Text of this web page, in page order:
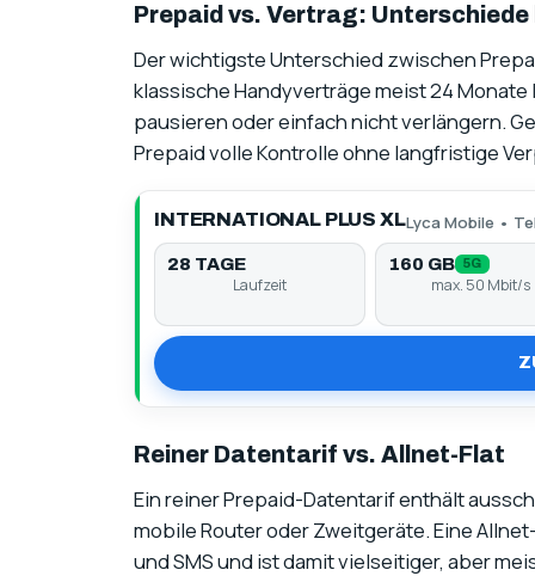
Prepaid vs. Vertrag:
Der wichtigste Unterschied zwischen
klassische Handyverträge meist 24
pausieren oder einfach nicht verlängern.
Prepaid volle Kontrolle ohne langfristige
INTERNATIONAL PLUS XLLyca Mobile •
28 TAGE
Laufzeit
160 GB 5G
max. 50 Mbit/s
Reiner Datentarif vs. Allnet-Flat
Ein reiner Prepaid-Datentarif enthält
mobile Router oder Zweitgeräte. Eine
und SMS und ist damit vielseitiger, aber